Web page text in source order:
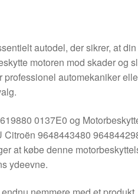
autodel, der sikrer, at
motoren mod skader og
automekaniker
0137E0 og
9648443480
at købe denne
ydeevne.